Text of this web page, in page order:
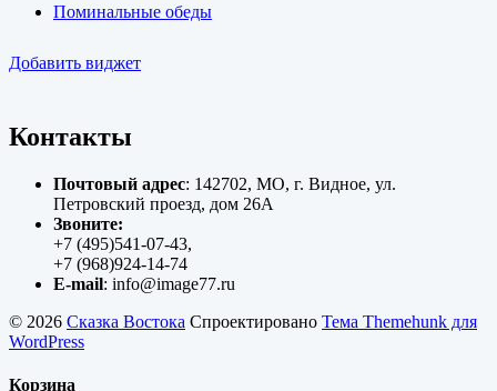
Поминальные обеды
Добавить виджет
Контакты
Почтовый адрес: 142702, МО, г. Видное, ул.
Петровский проезд, дом 26А
Звоните:
+7 (495)541-07-43,
+7 (968)924-14-74
E-mail: info@image77.ru
© 2026 Сказка Востока Спроектировано Тема Themehunk для
WordPress
Корзина